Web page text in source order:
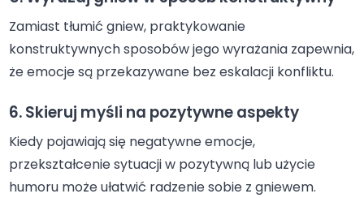
Zamiast tłumić gniew, praktykowanie
konstruktywnych sposobów jego wyrażania zapewnia,
że emocje są przekazywane bez eskalacji konfliktu.
6. Skieruj myśli na pozytywne aspekty
Kiedy pojawiają się negatywne emocje,
przekształcenie sytuacji w pozytywną lub użycie
humoru może ułatwić radzenie sobie z gniewem.